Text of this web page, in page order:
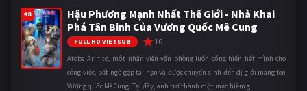
#8
Hậu Phương Mạnh Nhất Thế Giới - Nhà Khai
Phá Tân Binh Của Vương Quốc Mê Cung
FULL HD VIETSUB 10
Atobe Arihito, một nhân viên văn phòng luôn cống hiến hết mình cho
công việc, bất ngờ gặp tai nạn và được chuyển sinh đến dị giới mang tên
Vương quốc Mê Cung. Tại đây, anh trở thành một mạo hiểm gi ...